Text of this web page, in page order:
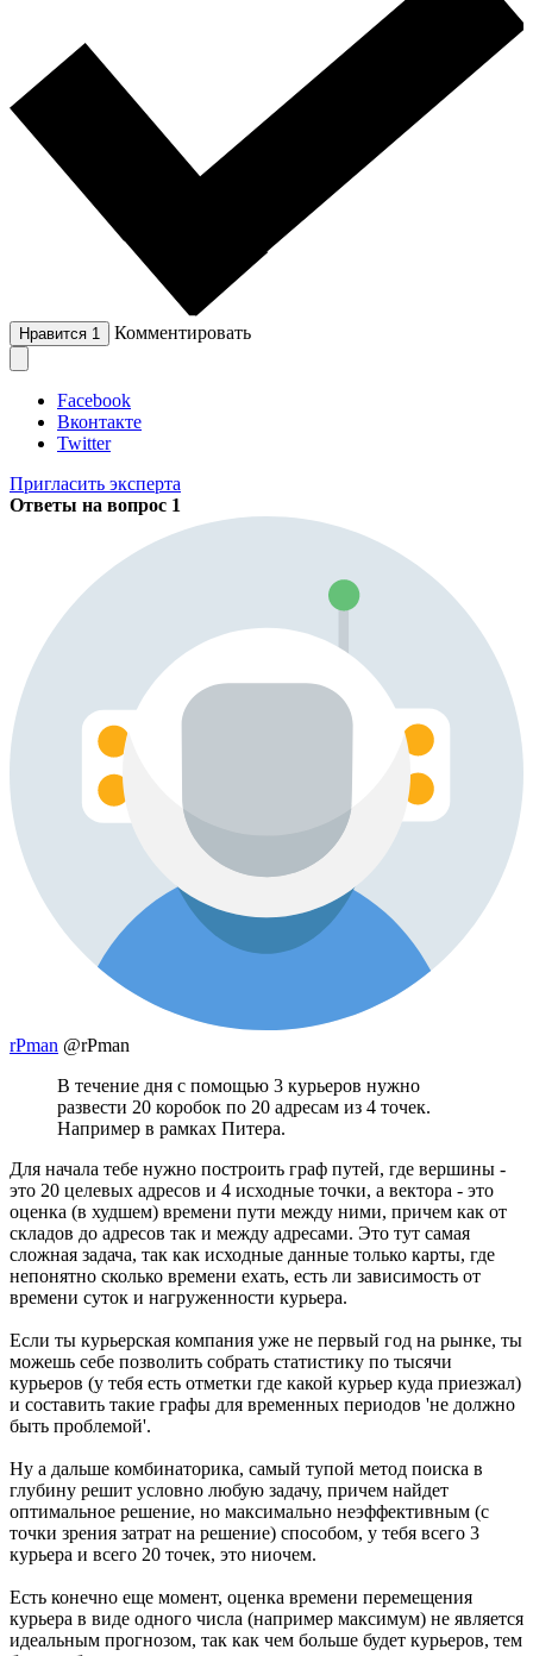
Нравится 1 Комментировать
Facebook
Вконтакте
Twitter
Пригласить эксперта
Ответы на вопрос 1
rPman @rPman
В течение дня с помощью 3 курьеров нужно
развести 20 коробок по 20 адресам из 4 точек.
Например в рамках Питера.
Для начала тебе нужно построить граф путей, где вершины -
это 20 целевых адресов и 4 исходные точки, а вектора - это
оценка (в худшем) времени пути между ними, причем как от
складов до адресов так и между адресами. Это тут самая
сложная задача, так как исходные данные только карты, где
непонятно сколько времени ехать, есть ли зависимость от
времени суток и нагруженности курьера.
Если ты курьерская компания уже не первый год на рынке, ты
можешь себе позволить собрать статистику по тысячи
курьеров (у тебя есть отметки где какой курьер куда приезжал)
и составить такие графы для временных периодов 'не должно
быть проблемой'.
Ну а дальше комбинаторика, самый тупой метод поиска в
глубину решит условно любую задачу, причем найдет
оптимальное решение, но максимально неэффективным (с
точки зрения затрат на решение) способом, у тебя всего 3
курьера и всего 20 точек, это ниочем.
Есть конечно еще момент, оценка времени перемещения
курьера в виде одного числа (например максимум) не является
идеальным прогнозом, так как чем больше будет курьеров, тем